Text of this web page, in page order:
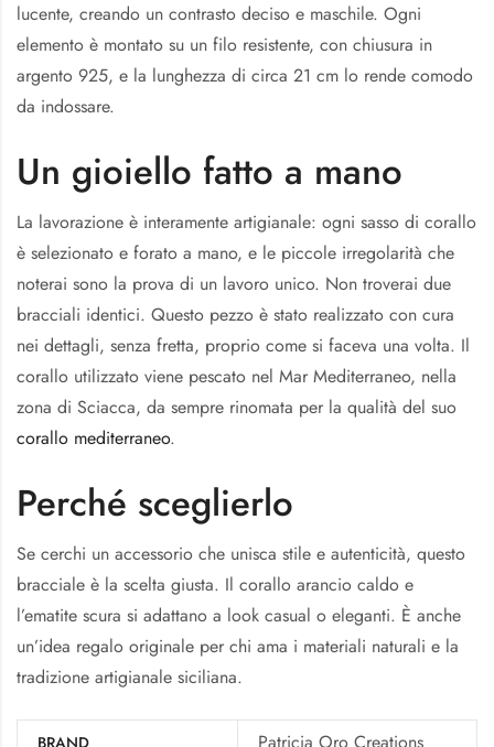
lucente, creando un contrasto deciso e maschile. Ogni
elemento è montato su un filo resistente, con chiusura in
argento 925, e la lunghezza di circa 21 cm lo rende comodo
da indossare.
Un gioiello fatto a mano
La lavorazione è interamente artigianale: ogni sasso di corallo
è selezionato e forato a mano, e le piccole irregolarità che
noterai sono la prova di un lavoro unico. Non troverai due
bracciali identici. Questo pezzo è stato realizzato con cura
nei dettagli, senza fretta, proprio come si faceva una volta. Il
corallo utilizzato viene pescato nel Mar Mediterraneo, nella
zona di Sciacca, da sempre rinomata per la qualità del suo
corallo mediterraneo.
Perché sceglierlo
Se cerchi un accessorio che unisca stile e autenticità, questo
bracciale è la scelta giusta. Il corallo arancio caldo e
l’ematite scura si adattano a look casual o eleganti. È anche
un’idea regalo originale per chi ama i materiali naturali e la
tradizione artigianale siciliana.
BRAND Patricia Oro Creations